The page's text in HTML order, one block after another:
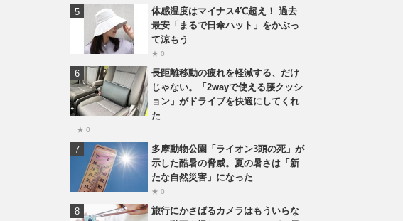
体感温度はマイナス4℃超え！ 過去
最安「まるで日傘ハット」をかぶっ
て涼もう
★ 0
長距離移動の疲れを軽減する、だけ
じゃない。「2wayで使える腰クッシ
ョン」がドライブを快適にしてくれ
た
★ 0
多摩動物公園「ライオン3頭の死」が
示した酷暑の脅威。夏の暑さは「新
たな自然災害」になった
★ 0
旅行にかさばるカメラはもういらな